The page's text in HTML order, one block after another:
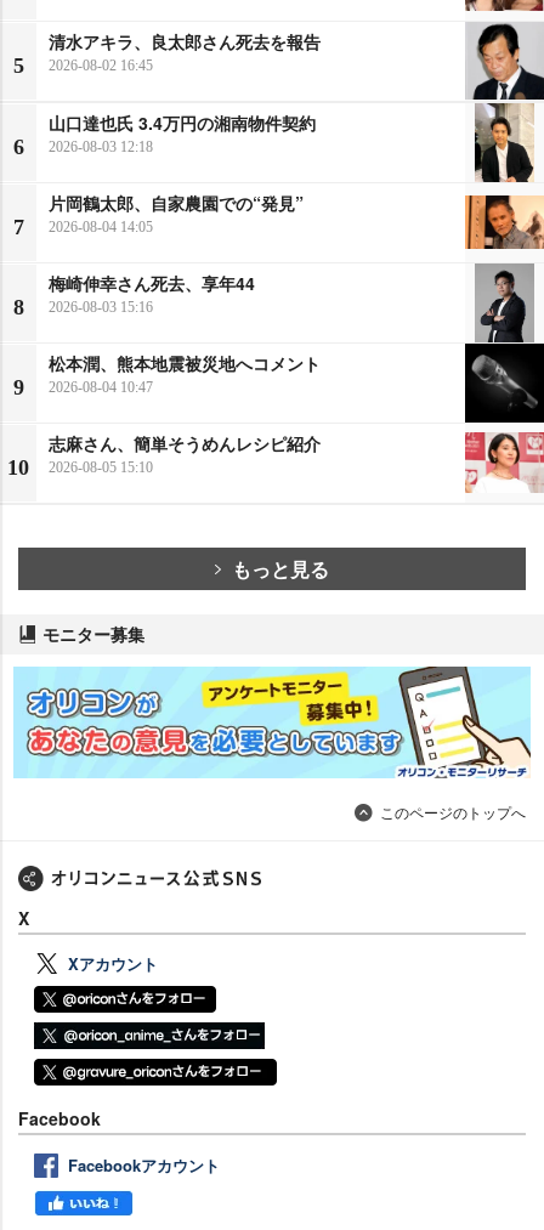
5
清水アキラ、良太郎さん死去を報告
2026-08-02 16:45
6
山口達也氏 3.4万円の湘南物件契約
2026-08-03 12:18
7
片岡鶴太郎、自家農園での“発見”
2026-08-04 14:05
8
梅崎伸幸さん死去、享年44
2026-08-03 15:16
9
松本潤、熊本地震被災地へコメント
2026-08-04 10:47
10
志麻さん、簡単そうめんレシピ紹介
2026-08-05 15:10
もっと見る
モニター募集
このページのトップへ
X
Xアカウント
Facebook
Facebookアカウント